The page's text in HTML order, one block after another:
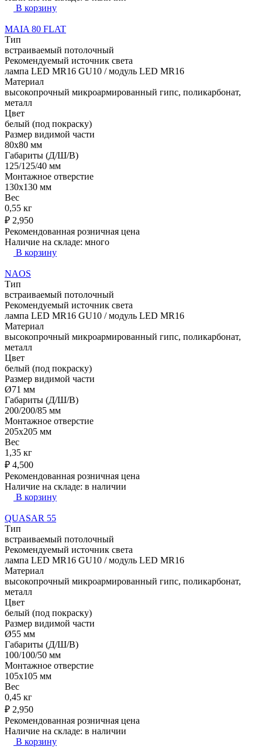
В корзину
MAIA 80 FLAT
Тип
встраиваемый потолочный
Рекомендуемый источник света
лампа LED MR16 GU10 / модуль LED MR16
Материал
высокопрочный микроармированный гипс, поликарбонат,
металл
Цвет
белый (под покраску)
Размер видимой части
80х80 мм
Габариты (Д/Ш/В)
125/125/40 мм
Монтажное отверстие
130x130 мм
Вес
0,55 кг
₽ 2,950
Рекомендованная розничная цена
Наличие на складе: много
В корзину
NAOS
Тип
встраиваемый потолочный
Рекомендуемый источник света
лампа LED MR16 GU10 / модуль LED MR16
Материал
высокопрочный микроармированный гипс, поликарбонат,
металл
Цвет
белый (под покраску)
Размер видимой части
Ø71 мм
Габариты (Д/Ш/В)
200/200/85 мм
Монтажное отверстие
205x205 мм
Вес
1,35 кг
₽ 4,500
Рекомендованная розничная цена
Наличие на складе: в наличии
В корзину
QUASAR 55
Тип
встраиваемый потолочный
Рекомендуемый источник света
лампа LED MR16 GU10 / модуль LED MR16
Материал
высокопрочный микроармированный гипс, поликарбонат,
металл
Цвет
белый (под покраску)
Размер видимой части
Ø55 мм
Габариты (Д/Ш/В)
100/100/50 мм
Монтажное отверстие
105x105 мм
Вес
0,45 кг
₽ 2,950
Рекомендованная розничная цена
Наличие на складе: в наличии
В корзину